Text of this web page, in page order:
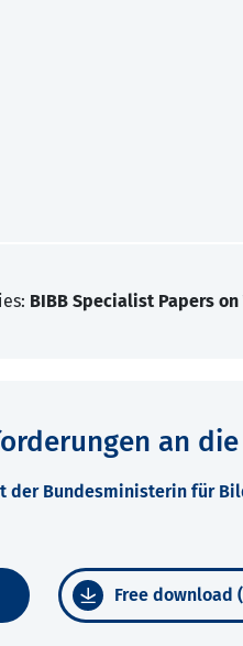
BIBB Specialist Papers on
an
der Bundesministerin für
Free download